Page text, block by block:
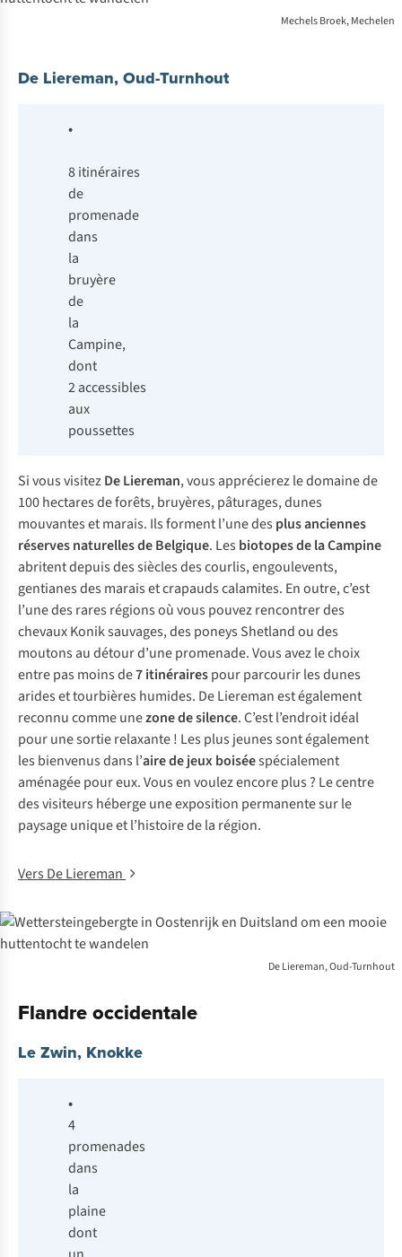
Mechels Broek, Mechelen
De Liereman, Oud-Turnhout
•
8 itinéraires
de
promenade
dans
la
bruyère
de
la
Campine,
dont
2 accessibles
aux
poussettes
Si vous visitezDe Liereman, vous apprécierez le domaine de
100 hectares de forêts, bruyères, pâturages, dunes
mouvantes et marais. Ils forment l’une des plus anciennes
réserves naturelles de Belgique. Les biotopes de la Campine
abritent depuis des siècles des courlis, engoulevents,
gentianes des marais et crapauds calamites. En outre, c’est
l’une des rares régions où vous pouvez rencontrer des
chevaux Konik sauvages, des poneys Shetland ou des
moutons au détour d’une promenade. Vous avez le choix
entre pas moins de7 itinérairespour parcourir les dunes
arides et tourbières humides. De Liereman est également
reconnu comme unezone de silence. C’est l’endroit idéal
pour une sortie relaxante ! Les plus jeunes sont également
les bienvenus dans l’aire de jeux boiséespécialement
aménagée pour eux. Vous en voulez encore plus ? Le centre
des visiteurs héberge une exposition permanente sur le
paysage unique et l’histoire de la région.
Vers De Liereman
De Liereman, Oud-Turnhout
Flandre occidentale
Le Zwin, Knokke
•
4
promenades
dans
la
plaine
dont